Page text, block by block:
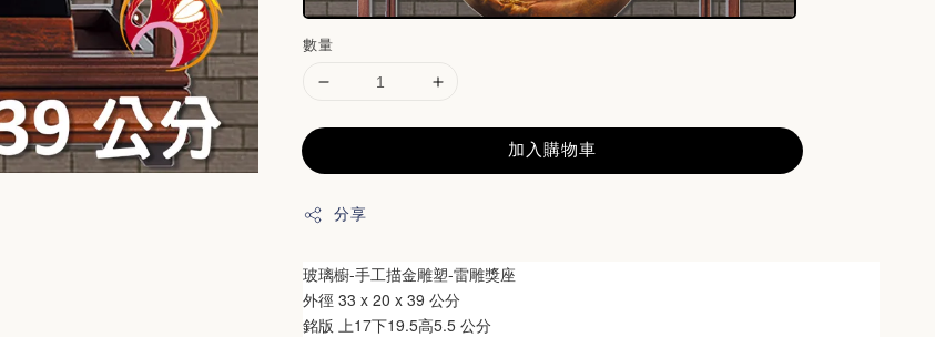
數量
加入購物車
分享
玻璃櫥-手工描金雕塑-雷雕獎座
外徑 33 x 20 x 39 公分
銘版 上17下19.5高5.5 公分